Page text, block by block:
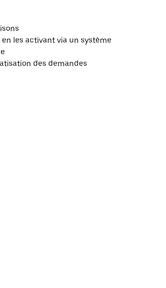
les activant via un système
des demandes